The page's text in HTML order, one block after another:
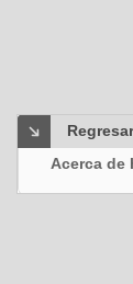
Acerca de